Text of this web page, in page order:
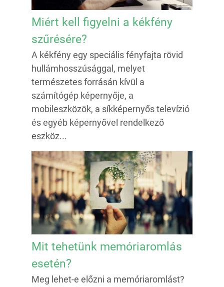
Miért kell figyelni a kékfény
szűrésére?
A kékfény egy speciális fényfajta rövid
hullámhosszúsággal, melyet
természetes forrásán kívül a
számítógép képernyője, a
mobileszközök, a síkképernyős televízió
és egyéb képernyővel rendelkező
eszköz...
Mit tehetünk memóriaromlás
esetén?
Meg lehet-e előzni a memóriaromlást?